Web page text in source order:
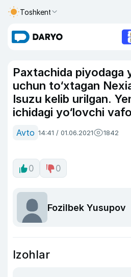
Toshkent
Paxtachida piyodaga
uchun to‘xtagan
Isuzu kelib urilgan.
ichidagi yo‘lovchi
Avto 14:41 / 01.06.2021 1842
0 0
Fozilbek Yusupov
Izohlar